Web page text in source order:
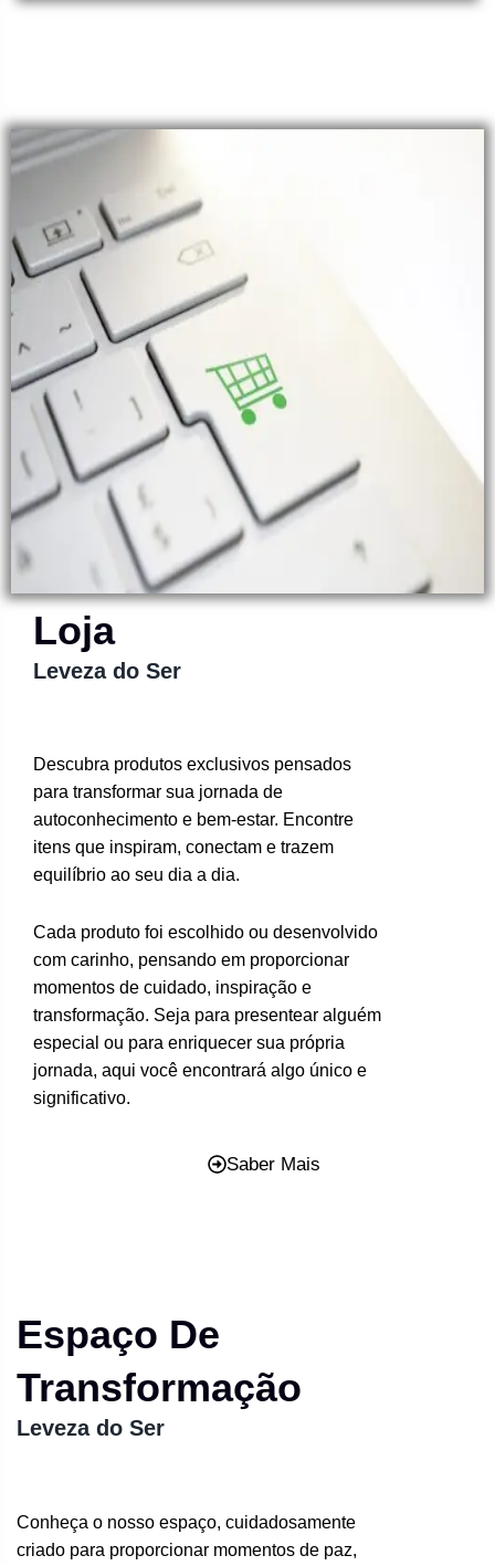
Loja
Leveza do Ser
Descubra produtos exclusivos pensados
para transformar sua jornada de
autoconhecimento e bem-estar. Encontre
itens que inspiram, conectam e trazem
equilíbrio ao seu dia a dia.
Cada produto foi escolhido ou desenvolvido
com carinho, pensando em proporcionar
momentos de cuidado, inspiração e
transformação. Seja para presentear alguém
especial ou para enriquecer sua própria
jornada, aqui você encontrará algo único e
significativo.
Saber Mais
Espaço De
Transformação
Leveza do Ser
Conheça o nosso espaço, cuidadosamente
criado para proporcionar momentos de paz,